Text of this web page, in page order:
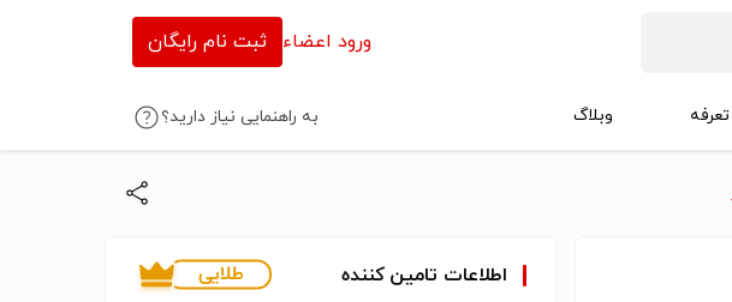
ورود اعضاء ثبت نام رایگان
تعرفه وبلاگ به راهنمایی نیاز دارید؟
اطلاعات تامین کننده